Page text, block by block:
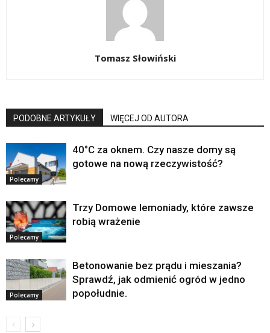
Tomasz Słowiński
PODOBNE ARTYKUŁY WIĘCEJ OD AUTORA
Polecamy
40°C za oknem. Czy nasze domy są
gotowe na nową rzeczywistość?
Polecamy
Trzy Domowe lemoniady, które zawsze
robią wrażenie
Polecamy
Betonowanie bez prądu i mieszania?
Sprawdź, jak odmienić ogród w jedno
popołudnie.